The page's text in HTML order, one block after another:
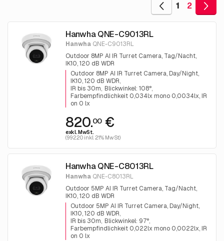
1 2
Hanwha QNE-C9013RL
Hanwha QNE-C9013RL
Outdoor 8MP AI IR Turret Camera, Tag/Nacht,
IK10, 120 dB WDR
Outdoor 8MP AI IR Turret Camera, Day/Night,
IK10, 120 dB WDR
IR bis 30m Blickwinkel: 108°
Farbempfindlichkeit 0,034lx mono 0,0034lx, IR
on 0 lx
820.00€
exkl. MwSt.
(992.20 inkl. 21% MwSt)
Hanwha QNE-C8013RL
Hanwha QNE-C8013RL
Outdoor 5MP AI IR Turret Camera, Tag/Nacht,
IK10, 120 dB WDR
Outdoor 5MP AI IR Turret Camera, Day/Night,
IK10, 120 dB WDR
IR bis 30m Blickwinkel: 97°
Farbempfindlichkeit 0,022lx mono 0,0022lx, IR
on 0 lx